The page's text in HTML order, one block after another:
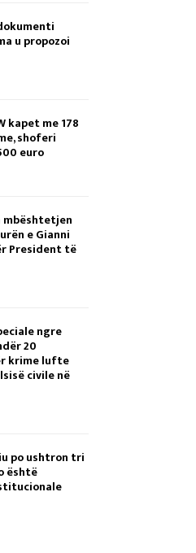
u propozoi
kapet me 178
shoferi
euro
mbështetjen
e Gianni
President të
ngre
20
krime lufte
civile në
po ushtron tri
është